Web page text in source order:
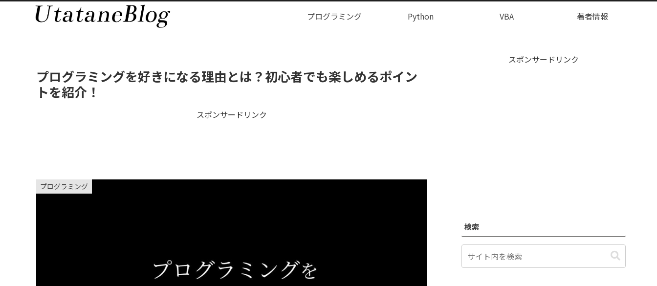
プログラミング Python VBA 著者情報
プログラミングを好きになる理由とは？初心者でも楽しめるポイン
トを紹介！
スポンサードリンク
プログラミング
スポンサードリンク
検索